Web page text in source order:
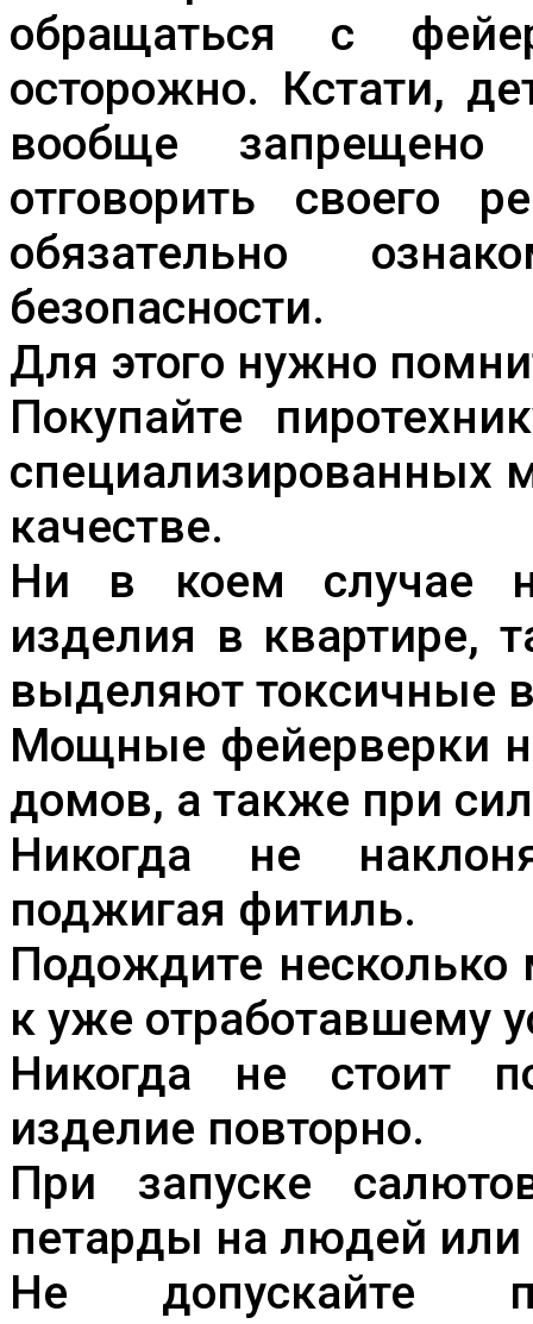
обращаться с
осторожно. Кстати,
вообще запрещено
отговорить своего
обязательно
безопасности.
Для этого нужно
Покупайте
специализированных
качестве.
Ни в коем случае
изделия в квартире,
выделяют токсичные
Мощные фейерверки
домов, а также при
Никогда не
поджигая фитиль.
Подождите
к уже отработавшему
Никогда не стоит
изделие повторно.
При запуске
петарды на людей
Не допускайте